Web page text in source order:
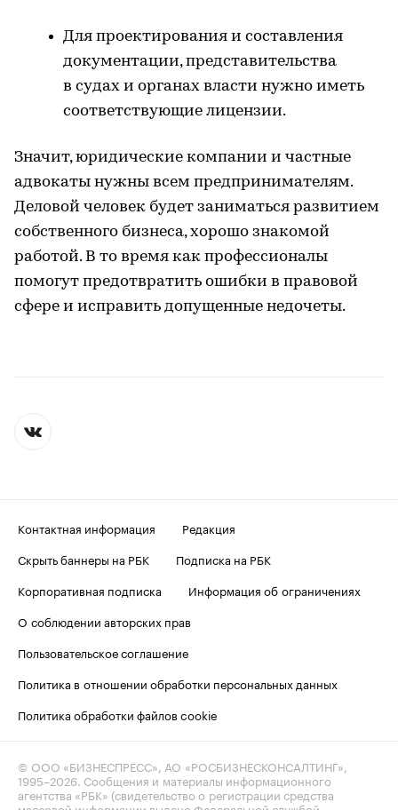
Для проектирования и составления
документации, представительства
в судах и органах власти нужно иметь
соответствующие лицензии.
Значит, юридические компании и частные
адвокаты нужны всем предпринимателям.
Деловой человек будет заниматься развитием
собственного бизнеса, хорошо знакомой
работой. В то время как профессионалы
помогут предотвратить ошибки в правовой
сфере и исправить допущенные недочеты.
Контактная информация
Редакция
Скрыть баннеры на РБК
Подписка на РБК
Корпоративная подписка
Информация об ограничениях
О соблюдении авторских прав
Пользовательское соглашение
Политика в отношении обработки персональных данных
Политика обработки файлов cookie
© ООО «БИЗНЕСПРЕСС», АО «РОСБИЗНЕСКОНСАЛТИНГ»,
1995–2026. Сообщения и материалы информационного
агентства «РБК» (свидетельство о регистрации средства